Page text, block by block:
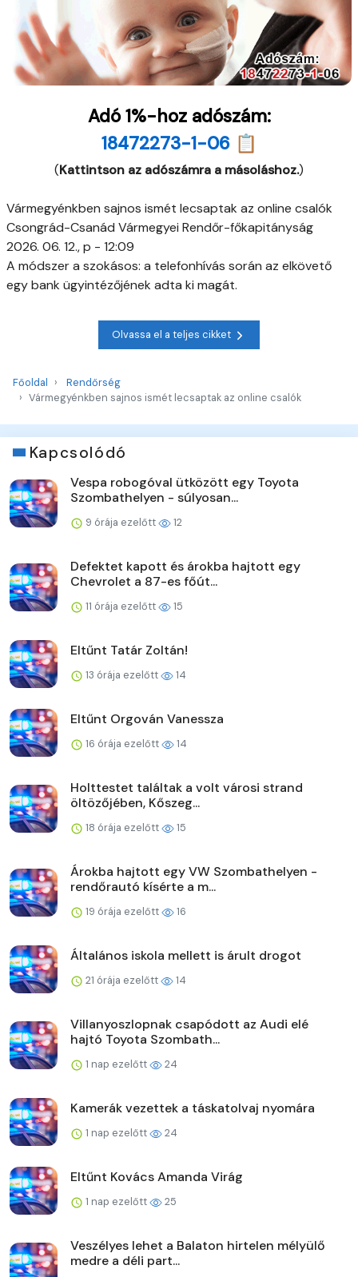
Adó 1%-hoz adószám:
18472273-1-06 📋
(Kattintson az adószámra a másoláshoz.)
Vármegyénkben sajnos ismét lecsaptak az online csalók
Csongrád-Csanád Vármegyei Rendőr-főkapitányság
2026. 06. 12., p - 12:09
A módszer a szokásos: a telefonhívás során az elkövető
egy bank ügyintézőjének adta ki magát.
Olvassa el a teljes cikket
Főoldal
Rendőrség
Vármegyénkben sajnos ismét lecsaptak az online csalók
Kapcsolódó
Vespa robogóval ütközött egy Toyota
Szombathelyen - súlyosan...
9 órája ezelőtt 12
Defektet kapott és árokba hajtott egy
Chevrolet a 87-es főút...
11 órája ezelőtt 15
Eltűnt Tatár Zoltán!
13 órája ezelőtt 14
Eltűnt Orgován Vanessza
16 órája ezelőtt 14
Holttestet találtak a volt városi strand
öltözőjében, Kőszeg...
18 órája ezelőtt 15
Árokba hajtott egy VW Szombathelyen -
rendőrautó kísérte a m...
19 órája ezelőtt 16
Általános iskola mellett is árult drogot
21 órája ezelőtt 14
Villanyoszlopnak csapódott az Audi elé
hajtó Toyota Szombath...
1 nap ezelőtt 24
Kamerák vezettek a táskatolvaj nyomára
1 nap ezelőtt 24
Eltűnt Kovács Amanda Virág
1 nap ezelőtt 25
Veszélyes lehet a Balaton hirtelen mélyülő
medre a déli part...